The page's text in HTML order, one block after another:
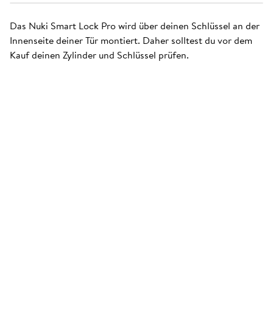
Das Nuki Smart Lock Pro wird über deinen Schlüssel an der
Innenseite deiner Tür montiert. Daher solltest du vor dem
Kauf deinen Zylinder und Schlüssel prüfen.